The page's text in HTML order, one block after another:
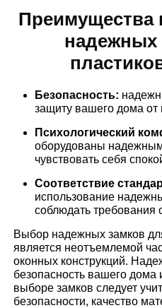
Преимущества
надежных
Безопасность:
защиту вашего дома от
Психологический
оборудованы
чувствовать себя
Соответствие
использование
соблюдать требования
Выбор надежных замков
является неотъемлемой
оконных конструкций.
безопасность вашего дома
выборе замков следует
безопасности, качество